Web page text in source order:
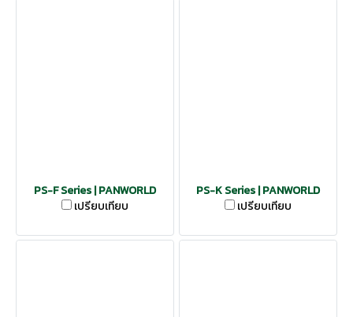
PS-F Series | PANWORLD
เปรียบเทียบ
PS-K Series | PANWORLD
เปรียบเทียบ